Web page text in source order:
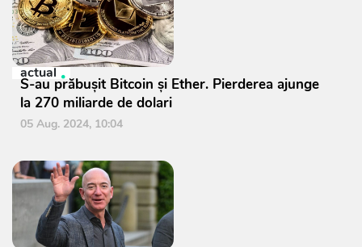
actual
S-au prăbușit Bitcoin și Ether. Pierderea ajunge
la 270 miliarde de dolari
05 Aug. 2024, 10:04